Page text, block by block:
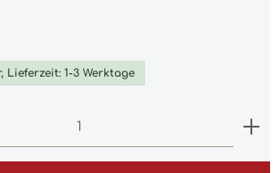
von 0 von 5 Sternen
Lieferzeit: 1-3 Werktage
Gib den gewünschten Wert